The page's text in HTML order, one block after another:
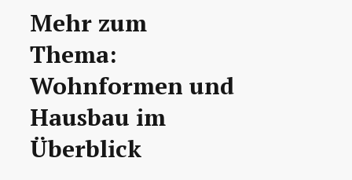
Mehr zum
Thema:
Wohnformen und
Hausbau im
Überblick